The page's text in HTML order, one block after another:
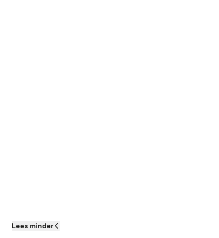
Lees minder